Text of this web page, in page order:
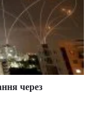
через